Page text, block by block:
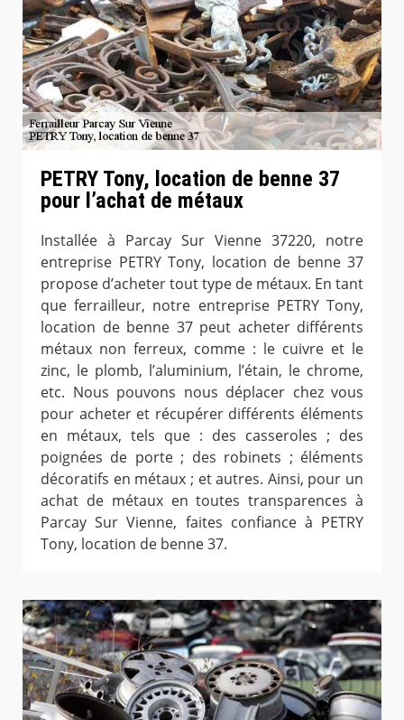
PETRY Tony, location de benne 37
pour l’achat de métaux
Installée à Parcay Sur Vienne 37220, notre
entreprise PETRY Tony, location de benne 37
propose d’acheter tout type de métaux. En tant
que ferrailleur, notre entreprise PETRY Tony,
location de benne 37 peut acheter différents
métaux non ferreux, comme : le cuivre et le
zinc, le plomb, l’aluminium, l’étain, le chrome,
etc. Nous pouvons nous déplacer chez vous
pour acheter et récupérer différents éléments
en métaux, tels que : des casseroles ; des
poignées de porte ; des robinets ; éléments
décoratifs en métaux ; et autres. Ainsi, pour un
achat de métaux en toutes transparences à
Parcay Sur Vienne, faites confiance à PETRY
Tony, location de benne 37.